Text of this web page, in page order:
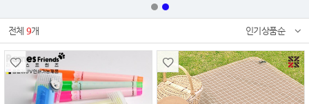
전체9개 인기상품순